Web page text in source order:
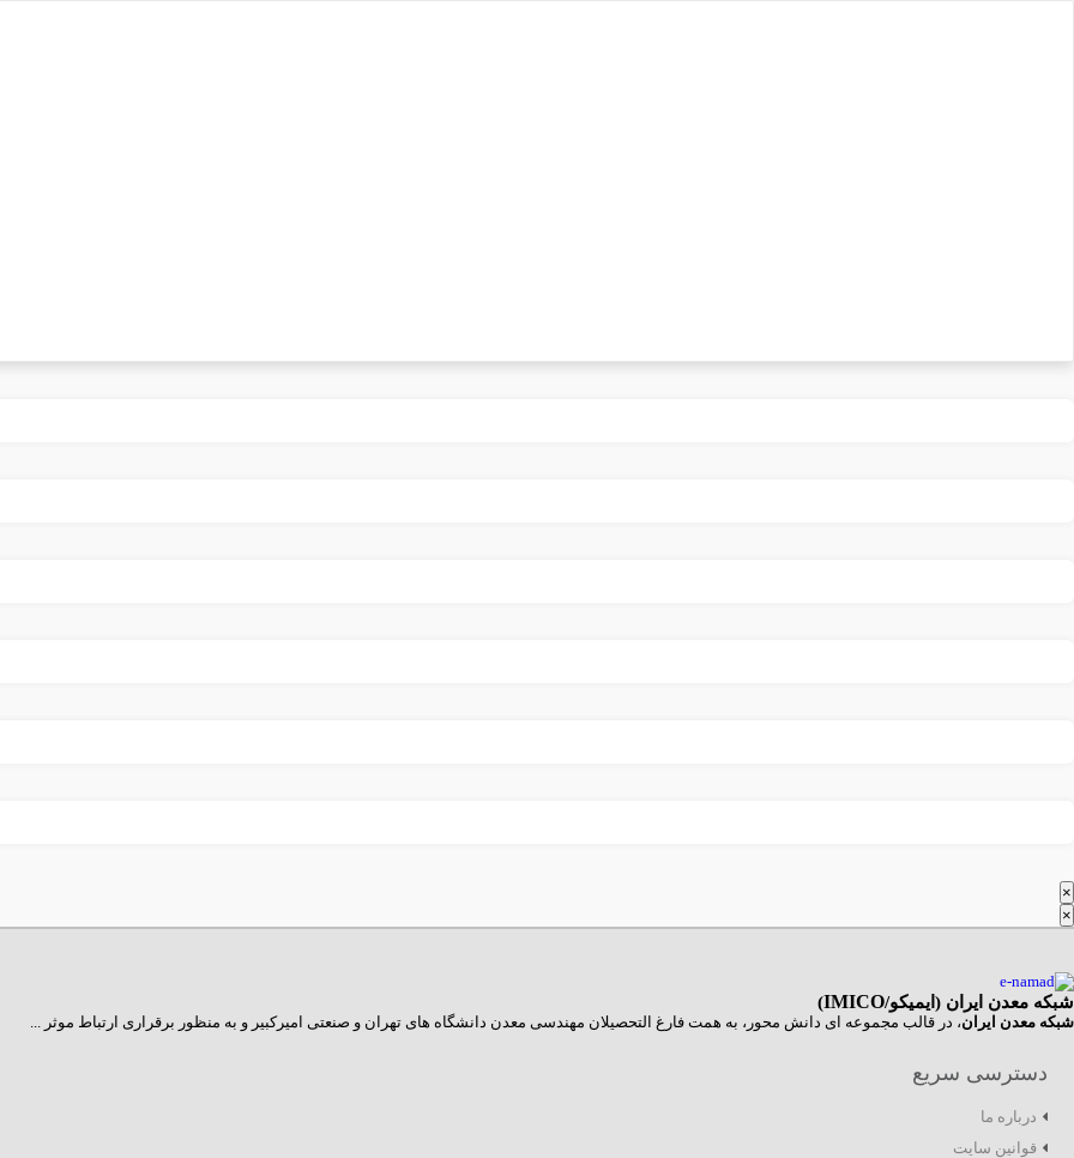
×
×
شبکه معدن ایران (ایمیکو/IMICO
)
شبکه معدن ایران، در قالب مجموعه ای دانش محور، به همت فارغ­ التحصیلان مهندسی معدن دانشگاه ­های تهران و صنعتی امیرکبیر و به منظور برقراری ارتباط موثر ...
دسترسی سریع
درباره ما
قوانین سایت